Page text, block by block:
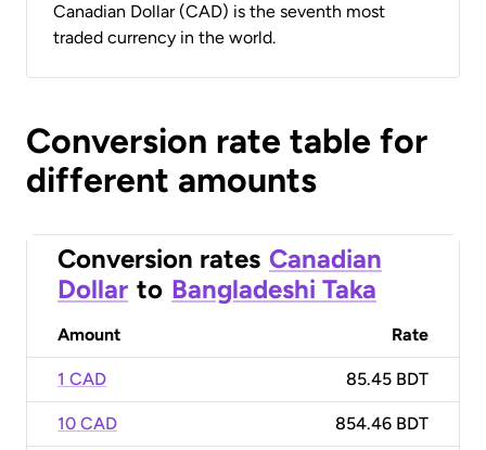
Canadian Dollar (CAD) is the seventh most
traded currency in the world.
Conversion rate table for
different amounts
Conversion rates Canadian
Dollar to Bangladeshi Taka
Amount Rate
1 CAD 85.45 BDT
10 CAD 854.46 BDT